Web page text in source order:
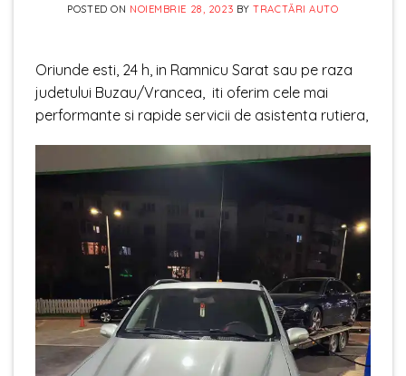
POSTED ON NOIEMBRIE 28, 2023 BYTRACTĂRI AUTO
Oriunde esti, 24 h, in Ramnicu Sarat sau pe raza
judetului Buzau/Vrancea, iti oferim cele mai
performante si rapide servicii de asistenta rutiera,